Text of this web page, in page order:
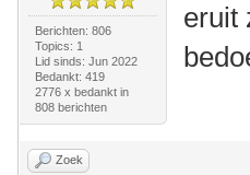
Berichten: 806
Topics: 1
Lid sinds: Jun 2022
Bedankt: 419
2776 x bedankt in
808 berichten
eruit
Zoek